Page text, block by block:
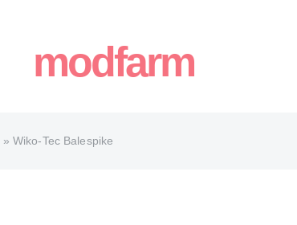
modfarm
» Wiko-Tec Balespike